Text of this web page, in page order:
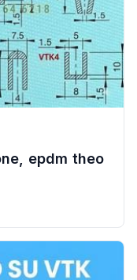
epdm theo